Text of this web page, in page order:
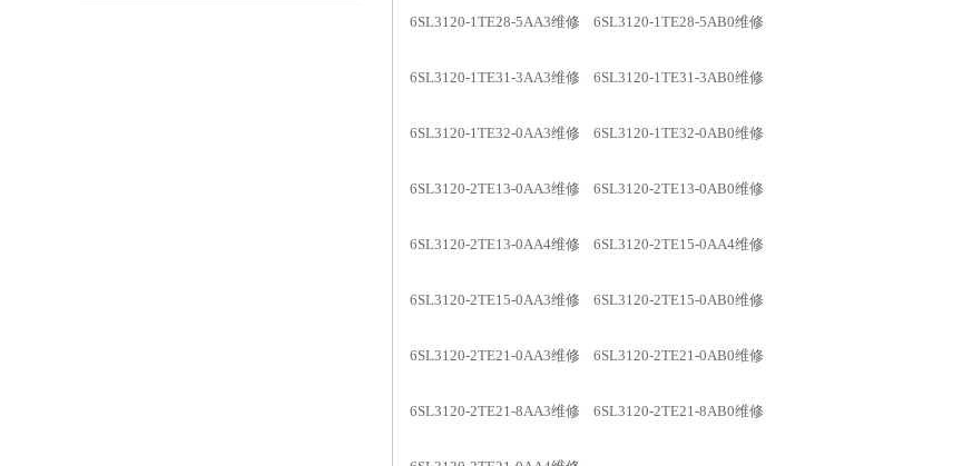
6SL3120-1TE28-5AA3维修 6SL3120-1TE28-5AB0维修
6SL3120-1TE31-3AA3维修 6SL3120-1TE31-3AB0维修
6SL3120-1TE32-0AA3维修 6SL3120-1TE32-0AB0维修
6SL3120-2TE13-0AA3维修 6SL3120-2TE13-0AB0维修
6SL3120-2TE13-0AA4维修 6SL3120-2TE15-0AA4维修
6SL3120-2TE15-0AA3维修 6SL3120-2TE15-0AB0维修
6SL3120-2TE21-0AA3维修 6SL3120-2TE21-0AB0维修
6SL3120-2TE21-8AA3维修 6SL3120-2TE21-8AB0维修